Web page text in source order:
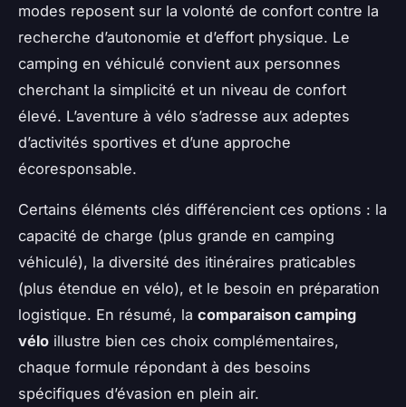
modes reposent sur la volonté de confort contre la
recherche d’autonomie et d’effort physique. Le
camping en véhiculé convient aux personnes
cherchant la simplicité et un niveau de confort
élevé. L’aventure à vélo s’adresse aux adeptes
d’activités sportives et d’une approche
écoresponsable.
Certains éléments clés différencient ces options : la
capacité de charge (plus grande en camping
véhiculé), la diversité des itinéraires praticables
(plus étendue en vélo), et le besoin en préparation
logistique. En résumé, la comparaison camping
vélo illustre bien ces choix complémentaires,
chaque formule répondant à des besoins
spécifiques d’évasion en plein air.